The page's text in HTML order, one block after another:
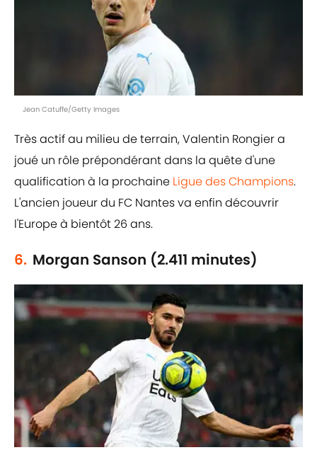
Jean Catuffe/Getty Images
Très actif au milieu de terrain, Valentin Rongier a
joué un rôle prépondérant dans la quête d'une
qualification à la prochaine Ligue des Champions.
L'ancien joueur du FC Nantes va enfin découvrir
l'Europe à bientôt 26 ans.
6. Morgan Sanson (2.411 minutes)